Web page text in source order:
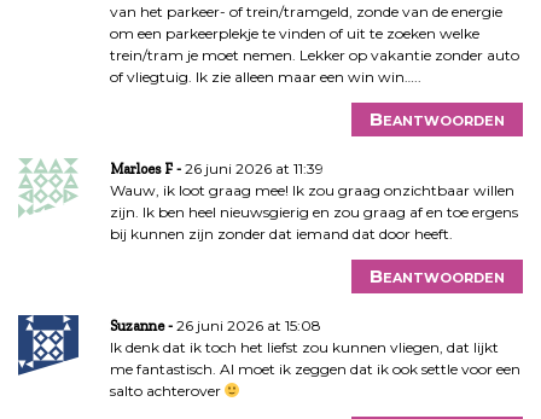
van het parkeer- of trein/tramgeld, zonde van de energie
om een parkeerplekje te vinden of uit te zoeken welke
trein/tram je moet nemen. Lekker op vakantie zonder auto
of vliegtuig. Ik zie alleen maar een win win…..
Beantwoorden
Marloes F
26 juni 2026 at 11:39
Wauw, ik loot graag mee! Ik zou graag onzichtbaar willen
zijn. Ik ben heel nieuwsgierig en zou graag af en toe ergens
bij kunnen zijn zonder dat iemand dat door heeft.
Beantwoorden
Suzanne
26 juni 2026 at 15:08
Ik denk dat ik toch het liefst zou kunnen vliegen, dat lijkt
me fantastisch. Al moet ik zeggen dat ik ook settle voor een
salto achterover